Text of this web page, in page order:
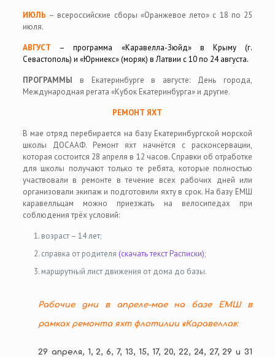
ИЮЛЬ – всероссийские сборы «Оранжевое лето» с 18 по 25
июля.
АВГУСТ
– программа «Каравелла-Зюйд» в Крыму (г.
Севастополь) и «Юрниекс» (моряк) в Латвии с 10 по 24 августа.
ПРОГРАММЫ в Екатеринбурге в августе: День города,
Международная регата «Кубок Екатеринбурга» и другие.
РЕМОНТ ЯХТ
В мае отряд перебирается на базу Екатеринбургской морской
школы ДОСААФ. Ремонт яхт начнётся с расконсервации,
которая состоится 28 апреля в 12 часов. Справки об отработке
для школы получают только те ребята, которые полностью
участвовали в ремонте в течение всех рабочих дней или
организовали экипаж и подготовили яхту в срок. На базу ЕМШ
каравелльцам можно приезжать на велосипедах при
соблюдения трёх условий:
возраст – 14 лет;
справка от родителя (скачать текст Расписки);
маршрутный лист движения от дома до базы.
Рабочие дни в апреле-мае на базе ЕМШ в
рамках ремонта яхт флотилии «Каравелла»:
29 апреля, 1, 2, 6, 7, 13, 15, 17, 20, 22, 24, 27, 29 и 31